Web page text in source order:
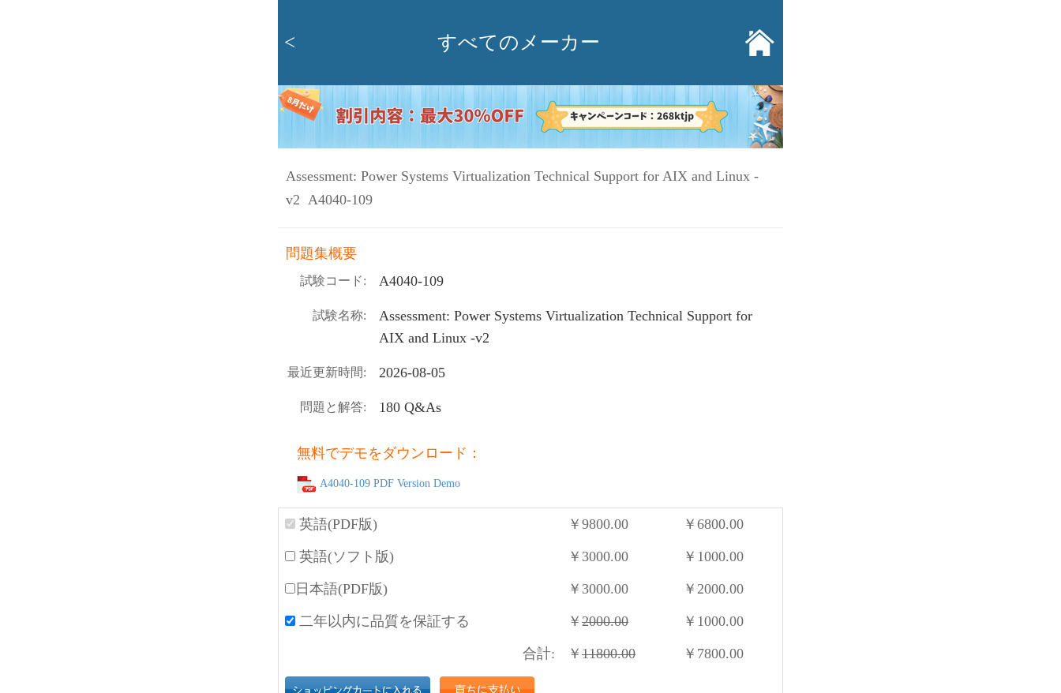
< すべてのメーカー
Assessment: Power Systems Virtualization Technical Support for AIX and Linux -
v2 A4040-109
問題集概要
試験コード: A4040-109
試験名称:
Assessment: Power Systems Virtualization Technical Support for
AIX and Linux -v2
最近更新時間: 2026-08-05
問題と解答: 180 Q&As
無料でデモをダウンロード：
A4040-109 PDF Version Demo
英語(PDF版) ￥ 9800.00 ￥ 6800.00
英語(ソフト版) ￥ 3000.00 ￥ 1000.00
日本語(PDF版) ￥ 3000.00 ￥ 2000.00
二年以内に品質を保証する ￥ 2000.00 ￥ 1000.00
合計: ￥ 11800.00 ￥ 7800.00